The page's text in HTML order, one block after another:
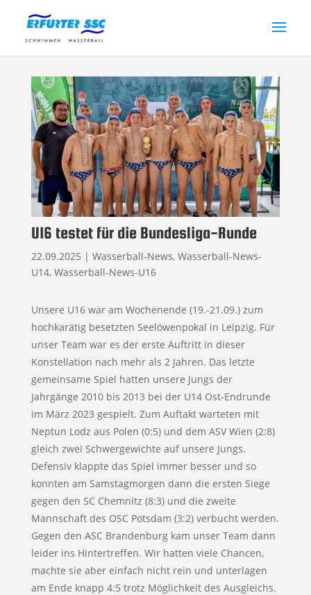
U16 testet für die Bundesliga-Runde
22.09.2025 | Wasserball-News, Wasserball-News-
U14, Wasserball-News-U16
Unsere U16 war am Wochenende (19.-21.09.) zum
hochkarätig besetzten Seelöwenpokal in Leipzig. Für
unser Team war es der erste Auftritt in dieser
Konstellation nach mehr als 2 Jahren. Das letzte
gemeinsame Spiel hatten unsere Jungs der
Jahrgänge 2010 bis 2013 bei der U14 Ost-Endrunde
im März 2023 gespielt. Zum Auftakt warteten mit
Neptun Lodz aus Polen (0:5) und dem ASV Wien (2:8)
gleich zwei Schwergewichte auf unsere Jungs.
Defensiv klappte das Spiel immer besser und so
konnten am Samstagmorgen dann die ersten Siege
gegen den SC Chemnitz (8:3) und die zweite
Mannschaft des OSC Potsdam (3:2) verbucht werden.
Gegen den ASC Brandenburg kam unser Team dann
leider ins Hintertreffen. Wir hatten viele Chancen,
machte sie aber einfach nicht rein und unterlagen
am Ende knapp 4:5 trotz Möglichkeit des Ausgleichs.